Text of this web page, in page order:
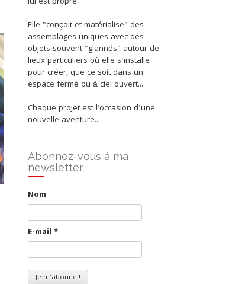
Elle "conçoit et matérialise" des
assemblages uniques avec des
objets souvent "glannés" autour de
lieux particuliers où elle s'installe
pour créer, que ce soit dans un
espace fermé ou à ciel ouvert...
Chaque projet est l'occasion d'une
nouvelle aventure...
Abonnez-vous à ma
newsletter
Nom
E-mail *